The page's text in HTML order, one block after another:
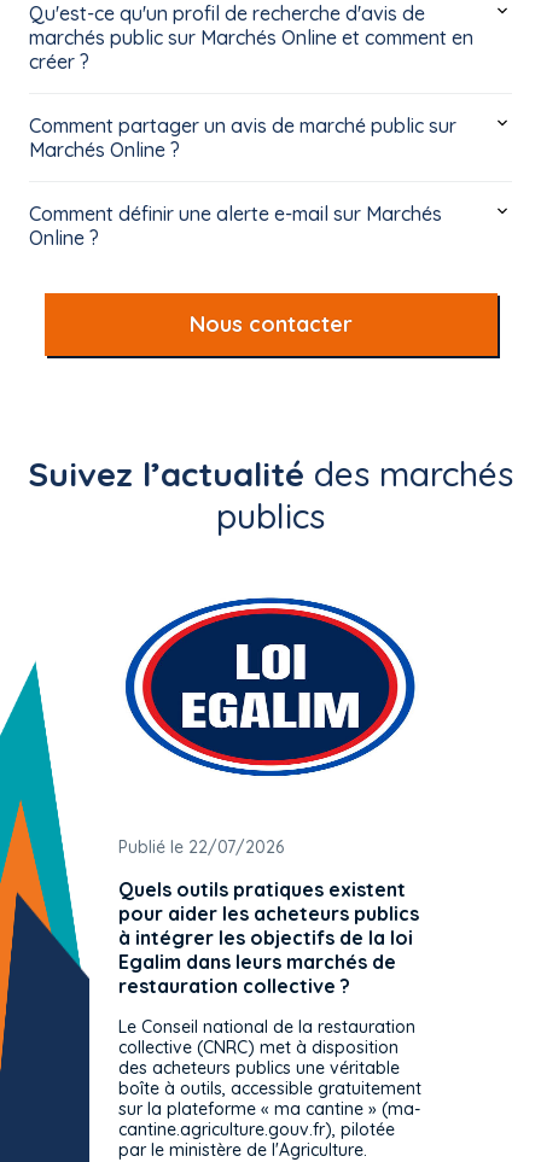
Qu'est-ce qu'un profil de recherche d'avis de
marchés public sur Marchés Online et comment en
créer ?
Comment partager un avis de marché public sur
Marchés Online ?
Comment définir une alerte e-mail sur Marchés
Online ?
Nous contacter
Suivez l’actualité des marchés
publics
Publié le 22/07/2026
Quels outils pratiques existent
pour aider les acheteurs publics
à intégrer les objectifs de la loi
Egalim dans leurs marchés de
restauration collective ?
Le Conseil national de la restauration
collective (CNRC) met à disposition
des acheteurs publics une véritable
boîte à outils, accessible gratuitement
sur la plateforme « ma cantine » (ma-
cantine.agriculture.gouv.fr), pilotée
par le ministère de l'Agriculture.